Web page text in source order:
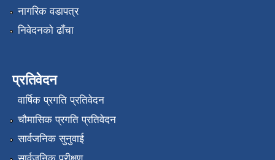
नागरिक वडापत्र
निवेदनको ढाँचा
प्रतिवेदन
वार्षिक प्रगति प्रतिवेदन
चौमासिक प्रगति प्रतिवेदन
सार्वजनिक सुनुवाई